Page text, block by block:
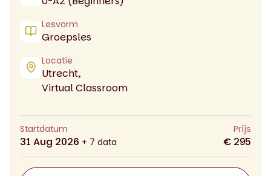
Lesvorm
Groepsles
Locatie
Utrecht,
Virtual Classroom
Startdatum
31 Aug 2026 + 7 data
Prijs
€ 295